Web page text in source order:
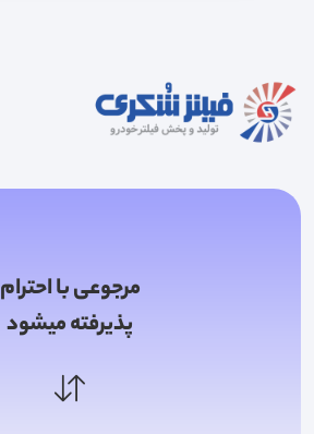
مرجوعی با احترام
پذیرفته میشود